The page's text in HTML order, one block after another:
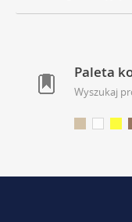
Paleta
Wyszukaj